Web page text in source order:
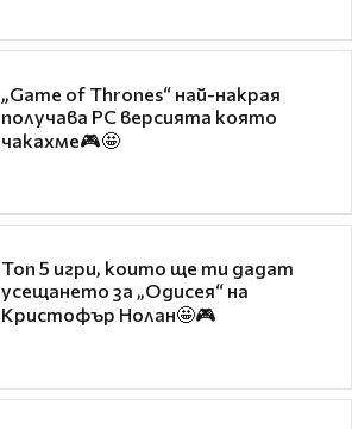
„Game of Thrones“ най-накрая
получава PC версията която
чакахме🎮🤩
Топ 5 игри, които ще ти дадат
усещането за „Одисея“ на
Кристофър Нолан🤩🎮